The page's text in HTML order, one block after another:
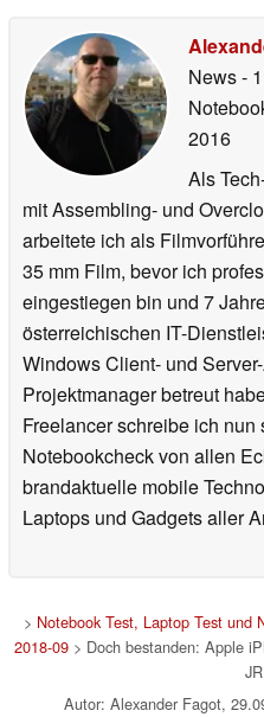
News-
2016
Als
mit Assembling- und
arbeitete ich als
35 mm Film, bevor ich
eingestiegen bin und 7
österreichischen IT-
Windows Client- und
Projektmanager betreut
Freelancer schreibe ich nun
Notebookcheck von allen
brandaktuelle mobile
Laptops und Gadgets aller
> Notebook Test, Laptop Test und
2018-09 > Doch bestanden: Apple
Autor: Alexander Fagot,